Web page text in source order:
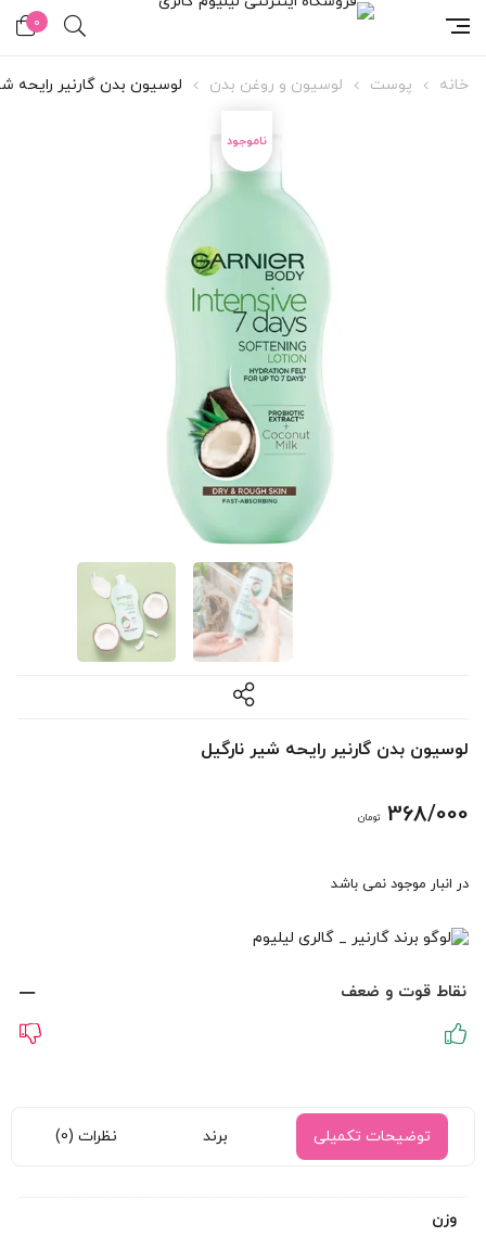
0
خانه پوست لوسیون و روغن بدن لوسیون بدن گارنیر رایحه
لوسیون بدن گارنیر رایحه شیر نارگیل
368/000 تومان
در انبار موجود نمی باشد
نقاط قوت و ضعف
توضیحات تکمیلی برند نظرات (0)
وزن